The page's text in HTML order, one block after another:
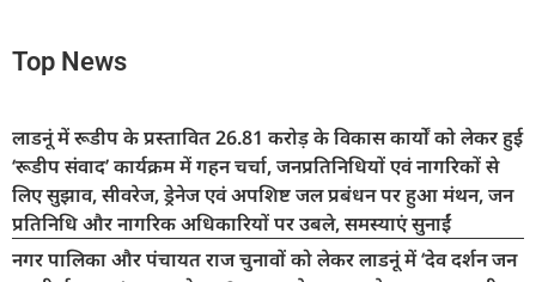
Top News
लाडनूं में रूडीप के प्रस्तावित 26.81 करोड़ के विकास कार्यों को लेकर हुई
‘रूडीप संवाद’ कार्यक्रम में गहन चर्चा, जनप्रतिनिधियों एवं नागरिकों से
लिए सुझाव, सीवरेज, ड्रेनेज एवं अपशिष्ट जल प्रबंधन पर हुआ मंथन, जन
प्रतिनिधि और नागरिक अधिकारियों पर उबले, समस्याएं सुनाईं
नगर पालिका और पंचायत राज चुनावों को लेकर लाडनूं में ‘देव दर्शन जन